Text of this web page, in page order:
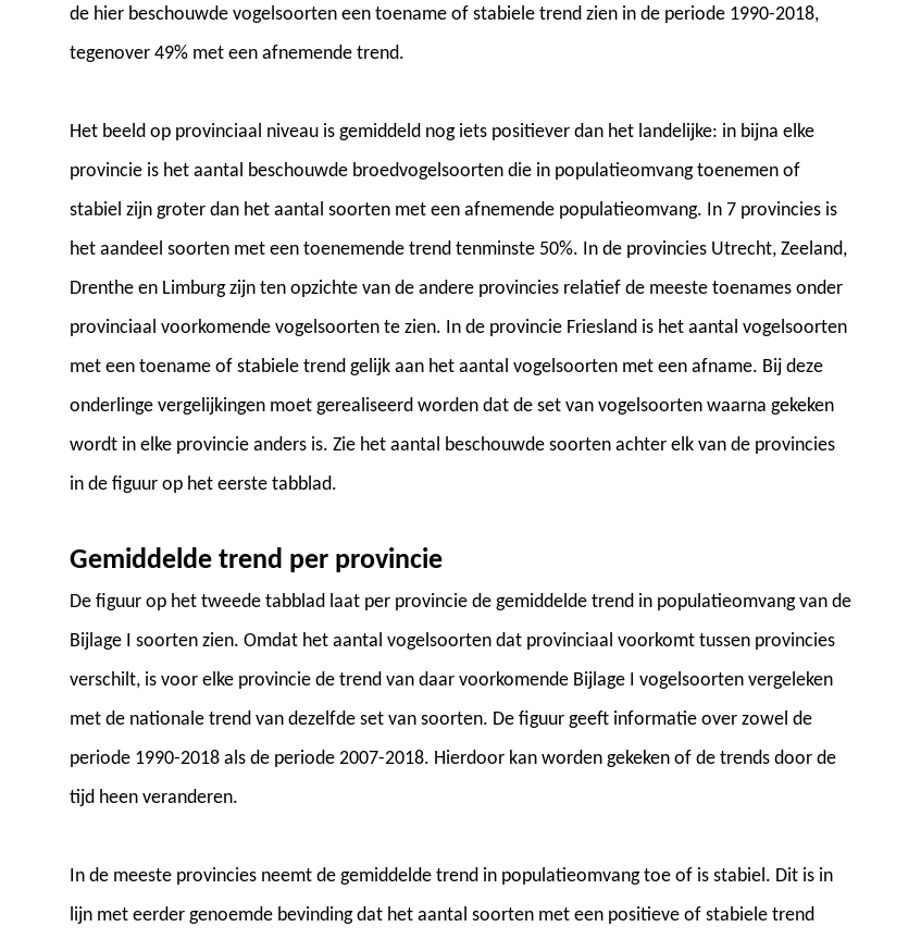
de hier beschouwde vogelsoorten een toename of stabiele trend zien in de periode 1990-2018,
tegenover 49% met een afnemende trend.
Het beeld op provinciaal niveau is gemiddeld nog iets positiever dan het landelijke: in bijna elke
provincie is het aantal beschouwde broedvogelsoorten die in populatieomvang toenemen of
stabiel zijn groter dan het aantal soorten met een afnemende populatieomvang. In 7 provincies is
het aandeel soorten met een toenemende trend tenminste 50%. In de provincies Utrecht, Zeeland,
Drenthe en Limburg zijn ten opzichte van de andere provincies relatief de meeste toenames onder
provinciaal voorkomende vogelsoorten te zien. In de provincie Friesland is het aantal vogelsoorten
met een toename of stabiele trend gelijk aan het aantal vogelsoorten met een afname. Bij deze
onderlinge vergelijkingen moet gerealiseerd worden dat de set van vogelsoorten waarna gekeken
wordt in elke provincie anders is. Zie het aantal beschouwde soorten achter elk van de provincies
in de figuur op het eerste tabblad.
Gemiddelde trend per provincie
De figuur op het tweede tabblad laat per provincie de gemiddelde trend in populatieomvang van de
Bijlage I soorten zien. Omdat het aantal vogelsoorten dat provinciaal voorkomt tussen provincies
verschilt, is voor elke provincie de trend van daar voorkomende Bijlage I vogelsoorten vergeleken
met de nationale trend van dezelfde set van soorten. De figuur geeft informatie over zowel de
periode 1990-2018 als de periode 2007-2018. Hierdoor kan worden gekeken of de trends door de
tijd heen veranderen.
In de meeste provincies neemt de gemiddelde trend in populatieomvang toe of is stabiel. Dit is in
lijn met eerder genoemde bevinding dat het aantal soorten met een positieve of stabiele trend